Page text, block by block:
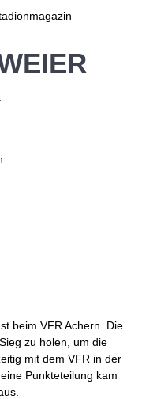
beim VFR Achern. Die
zu holen, um die
mit dem VFR in der
Punkteteilung kam